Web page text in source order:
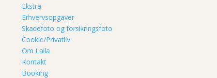
Ekstra
Erhvervsopgaver
Skadefoto og forsikringsfoto
Cookie/Privatliv
Om Laila
Kontakt
Booking